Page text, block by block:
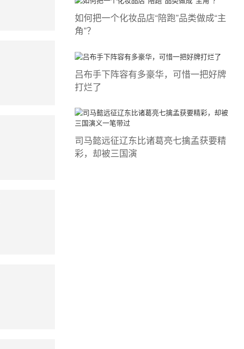
如何把一个化妆品店“陪跑”品类做成“主
角”？
吕布手下阵容有多豪华，可惜一把好牌
打烂了
司马懿​远征辽东比诸葛亮七擒孟获要精
彩，却被三国演